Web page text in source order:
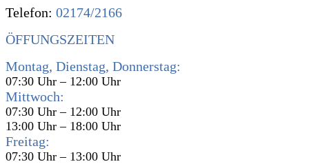
Telefon: 02174/2166
ÖFFUNGSZEITEN
Montag, Dienstag, Donnerstag:
07:30 Uhr – 12:00 Uhr
Mittwoch:
07:30 Uhr – 12:00 Uhr
13:00 Uhr – 18:00 Uhr
Freitag:
07:30 Uhr – 13:00 Uhr